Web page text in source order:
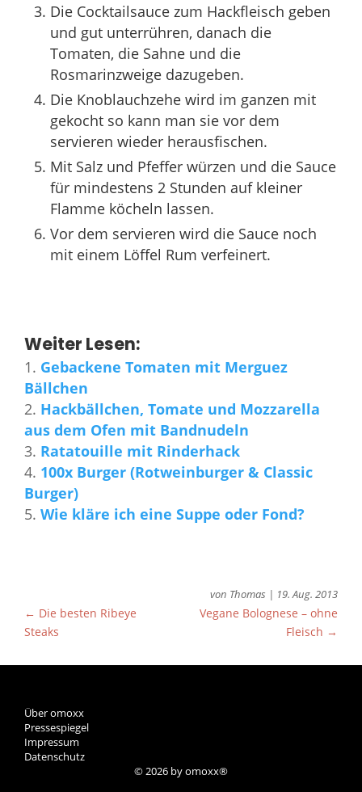
Die Cocktailsauce zum Hackfleisch geben
und gut unterrühren, danach die
Tomaten, die Sahne und die
Rosmarinzweige dazugeben.
Die Knoblauchzehe wird im ganzen mit
gekocht so kann man sie vor dem
servieren wieder herausfischen.
Mit Salz und Pfeffer würzen und die Sauce
für mindestens 2 Stunden auf kleiner
Flamme köcheln lassen.
Vor dem servieren wird die Sauce noch
mit einem Löffel Rum verfeinert.
Weiter Lesen:
Gebackene Tomaten mit Merguez
Bällchen
Hackbällchen, Tomate und Mozzarella
aus dem Ofen mit Bandnudeln
Ratatouille mit Rinderhack
100x Burger (Rotweinburger & Classic
Burger)
Wie kläre ich eine Suppe oder Fond?
von Thomas | 19. Aug. 2013
← Die besten Ribeye
Steaks
Vegane Bolognese – ohne
Fleisch →
Über omoxx
Pressespiegel
Impressum
Datenschutz
© 2026 by omoxx®